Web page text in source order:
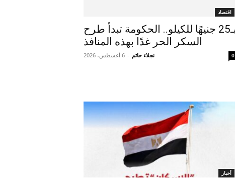
اقتصاد
بـ25 جنيهًا للكيلو.. الحكومة تبدأ طرح
السكر الحر غدًا بهذه المنافذ
نجلاء حاتم - 6 أغسطس، 2026 0
أخبار